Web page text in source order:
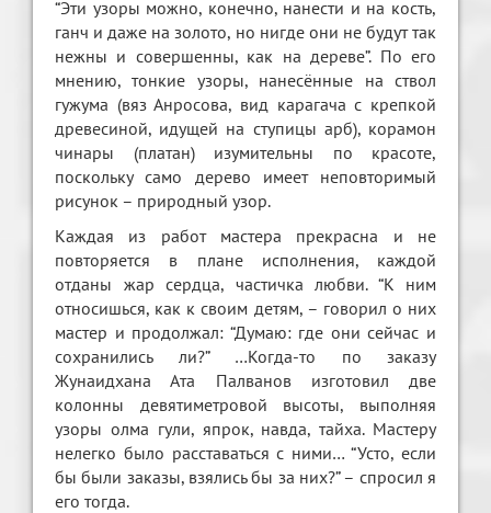
“Эти узоры можно, конечно, нанести и на кость,
ганч и даже на золото, но нигде они не будут так
нежны и совершенны, как на дереве”. По его
мнению, тонкие узоры, нанесённые на ствол
гужума (вяз Анросова, вид карагача с крепкой
древесиной, идущей на ступицы арб), корамон
чинары (платан) изумительны по красоте,
поскольку само дерево имеет неповторимый
рисунок – природный узор.
Каждая из работ мастера прекрасна и не
повторяется в плане исполнения, каждой
отданы жар сердца, частичка любви. “К ним
относишься, как к своим детям, – говорил о них
мастер и продолжал: “Думаю: где они сейчас и
сохранились ли?” …Когда-то по заказу
Жунаидхана Ата Палванов изготовил две
колонны девятиметровой высоты, выполняя
узоры олма гули, япрок, навда, тайха. Мастеру
нелегко было расставаться с ними… “Усто, если
бы были заказы, взялись бы за них?” – спросил я
его тогда.